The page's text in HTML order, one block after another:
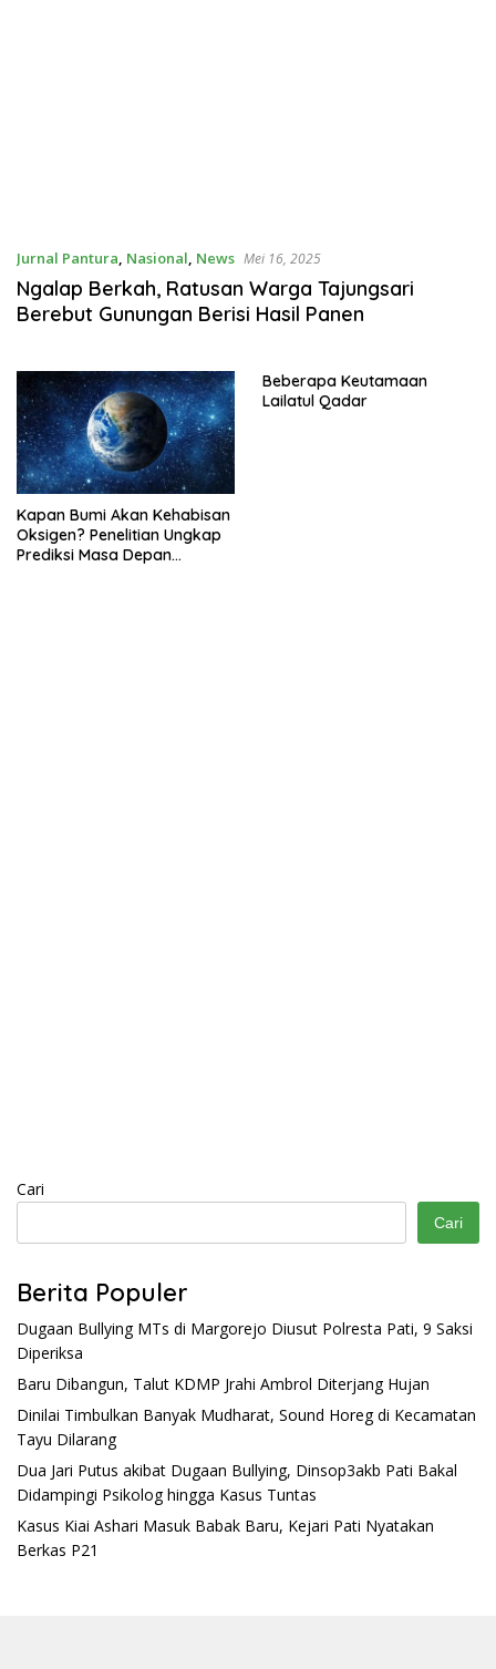
Jurnal Pantura, Nasional, News Mei 16, 2025
Ngalap Berkah, Ratusan Warga Tajungsari
Berebut Gunungan Berisi Hasil Panen
Kapan Bumi Akan Kehabisan
Oksigen? Penelitian Ungkap
Prediksi Masa Depan
Beberapa Keutamaan
Lailatul Qadar
Cari
Cari
Berita Populer
Dugaan Bullying MTs di Margorejo Diusut Polresta Pati, 9 Saksi
Diperiksa
Baru Dibangun, Talut KDMP Jrahi Ambrol Diterjang Hujan
Dinilai Timbulkan Banyak Mudharat, Sound Horeg di Kecamatan
Tayu Dilarang
Dua Jari Putus akibat Dugaan Bullying, Dinsop3akb Pati Bakal
Didampingi Psikolog hingga Kasus Tuntas
Kasus Kiai Ashari Masuk Babak Baru, Kejari Pati Nyatakan
Berkas P21